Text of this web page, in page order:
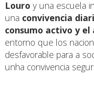
Louro y una escuela
una convivencia
consumo activo y el
entorno que los
desfavorable para a
unha convivencia